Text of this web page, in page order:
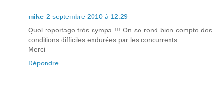
mike 2 septembre 2010 à 12:29
Quel reportage très sympa !!! On se rend bien compte des
conditions difficiles endurées par les concurrents.
Merci
Répondre